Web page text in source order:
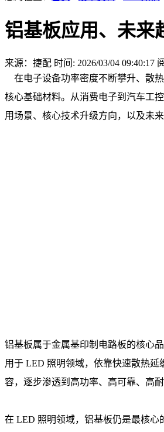
铝基板应用、未来
来源：捷配 时间: 2026/03/04 09:40:17
在电子设备功率密度不断攀升、散
核心基础材料。从消费电子到汽车工
用场景、核心技术升级方向，以及未
铝基板属于金属基印制电路板的核心
用于 LED 照明领域，依靠快速散热
容，逐步渗透到高功率、高可靠、高
在 LED 照明领域，铝基板仍是最核